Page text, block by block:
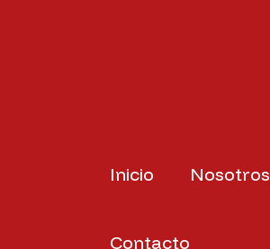
Inicio Nosotros
Contacto